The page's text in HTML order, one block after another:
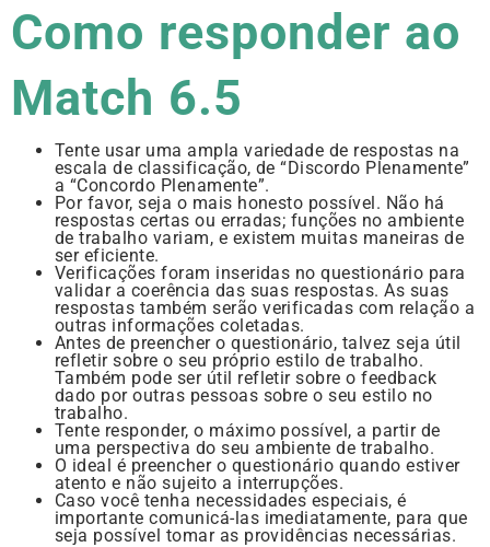
Como responder ao
Match 6.5
Tente usar uma ampla variedade de respostas na
escala de classificação, de “Discordo Plenamente”
a “Concordo Plenamente”.
Por favor, seja o mais honesto possível. Não há
respostas certas ou erradas; funções no ambiente
de trabalho variam, e existem muitas maneiras de
ser eficiente.
Verificações foram inseridas no questionário para
validar a coerência das suas respostas. As suas
respostas também serão verificadas com relação a
outras informações coletadas.
Antes de preencher o questionário, talvez seja útil
refletir sobre o seu próprio estilo de trabalho.
Também pode ser útil refletir sobre o feedback
dado por outras pessoas sobre o seu estilo no
trabalho.
Tente responder, o máximo possível, a partir de
uma perspectiva do seu ambiente de trabalho.
O ideal é preencher o questionário quando estiver
atento e não sujeito a interrupções.
Caso você tenha necessidades especiais, é
importante comunicá-las imediatamente, para que
seja possível tomar as providências necessárias.